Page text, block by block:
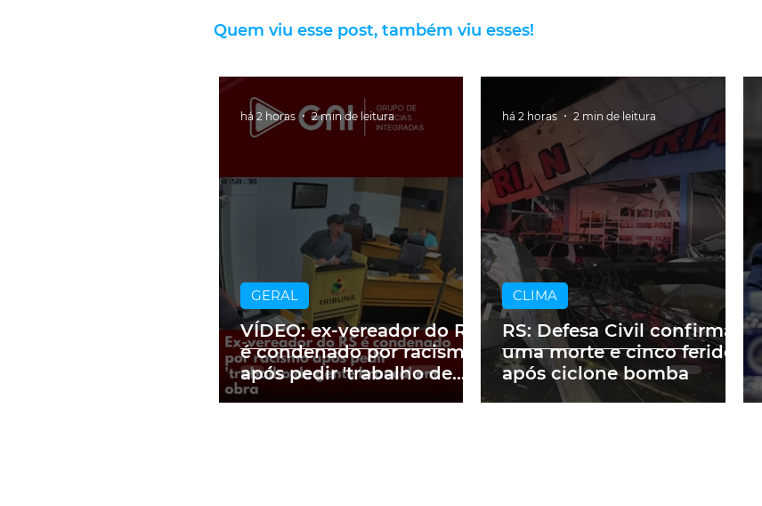
Quem viu esse post, também viu esses!
VÍDEO: ex-vereador do RS
é condenado por racismo
após pedir 'trabalho de
gente branca' em obra
GERAL
há 2 horas 2 min de leitura
RS: Defesa Civil confirma
uma morte e cinco feridos
após ciclone bomba
CLIMA
há 2 horas 2 min de leitura